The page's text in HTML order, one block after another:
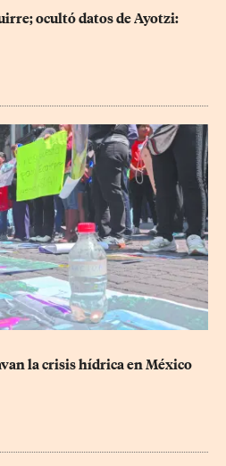
ocultó datos de Ayotzi:
la crisis hídrica en México